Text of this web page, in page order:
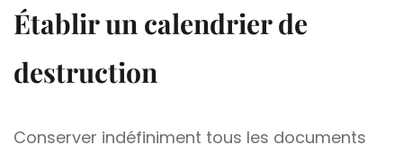
Établir un calendrier de
destruction
Conserver indéfiniment tous les documents